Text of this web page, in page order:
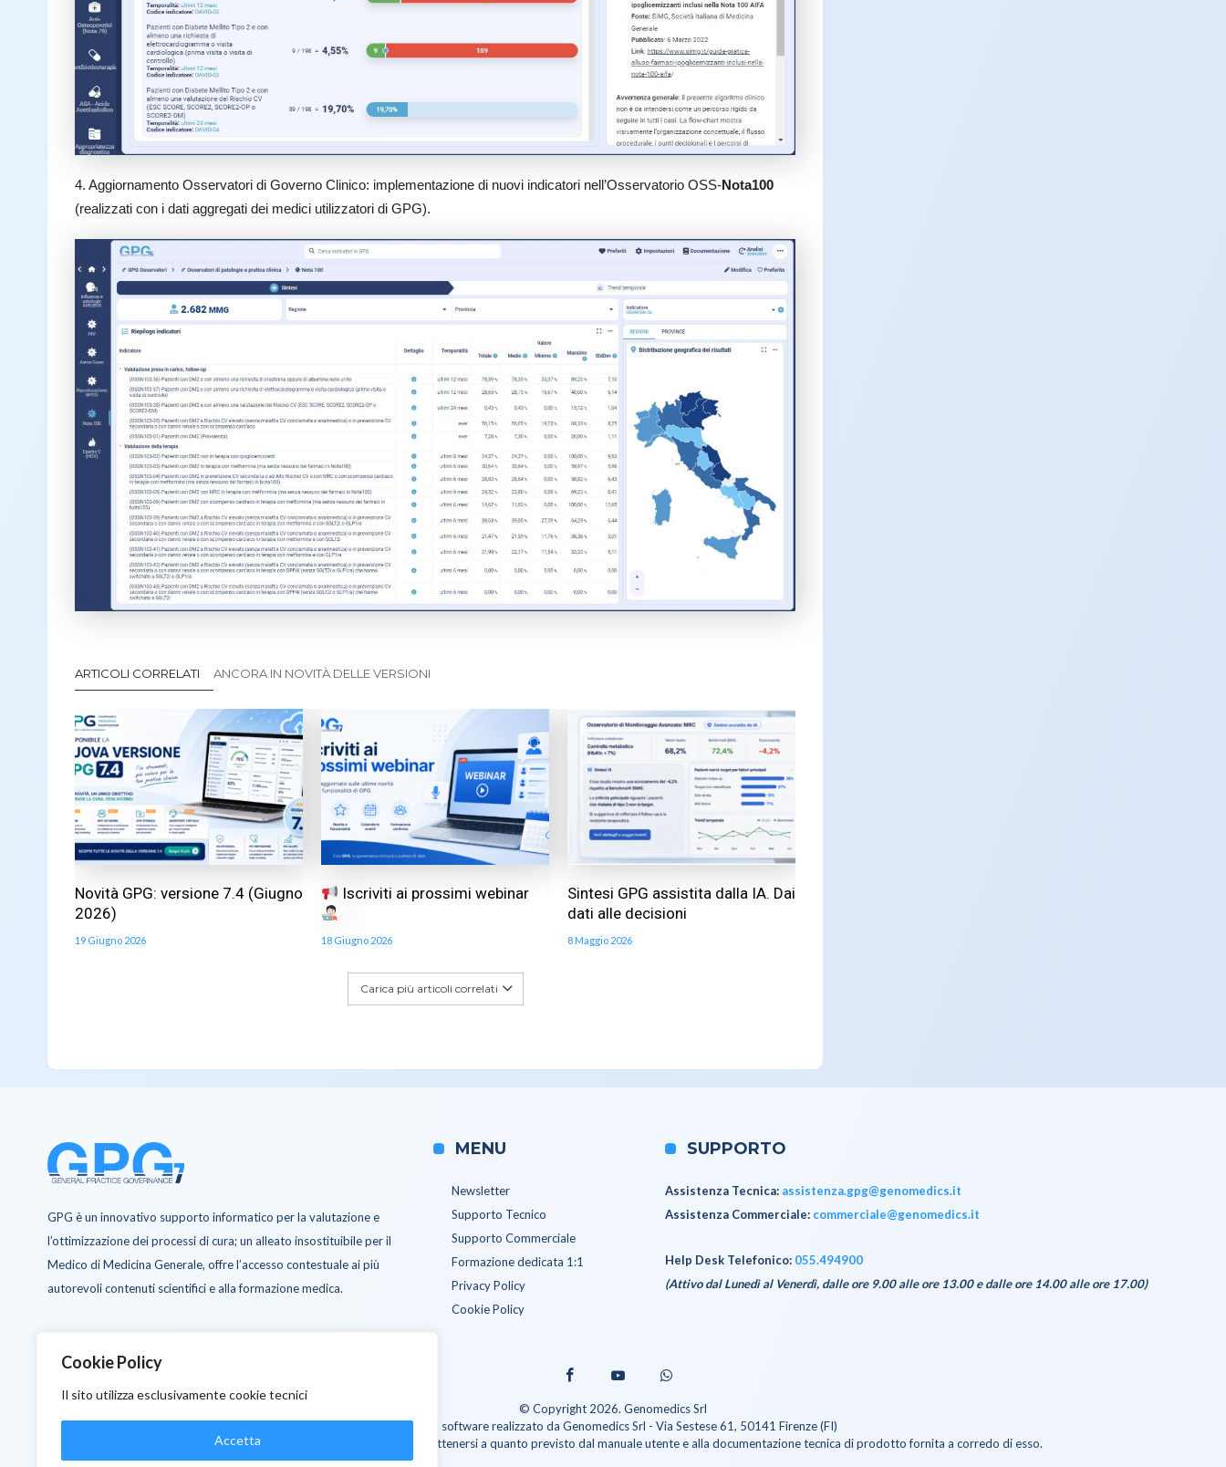
Cookie Policy
Il sito utilizza esclusivamente cookie tecnici
Accetta
4. Aggiornamento Osservatori di Governo Clinico: implementazione di nuovi indicatori nell’Osservatorio OSS-Nota100
(realizzati con i dati aggregati dei medici utilizzatori di GPG).
ARTICOLI CORRELATI ANCORA IN NOVITÀ DELLE VERSIONI
Novità GPG: versione 7.4 (Giugno
2026)
19 Giugno 2026
Iscriviti ai prossimi webinar
18 Giugno 2026
Sintesi GPG assistita dalla IA. Dai
dati alle decisioni
8 Maggio 2026
Carica più articoli correlati
GPG è un innovativo supporto informatico per la valutazione e
l’ottimizzazione dei processi di cura; un alleato insostituibile per il
Medico di Medicina Generale, offre l’accesso contestuale ai più
autorevoli contenuti scientifici e alla formazione medica.
MENU
Newsletter
Supporto Tecnico
Supporto Commerciale
Formazione dedicata 1:1
Privacy Policy
Cookie Policy
SUPPORTO
Assistenza Tecnica: assistenza.gpg@genomedics.it
Assistenza Commerciale: commerciale@genomedics.it
Help Desk Telefonico: 055.494900
(Attivo dal Lunedì al Venerdì, dalle ore 9.00 alle ore 13.00 e dalle ore 14.00 alle ore 17.00)
© Copyright 2026. Genomedics Srl
GPG è un software realizzato da Genomedics Srl - Via Sestese 61, 50141 Firenze (FI)
L’installazione e l’utilizzo devono strettamente attenersi a quanto previsto dal manuale utente e alla documentazione tecnica di prodotto fornita a corredo di esso.